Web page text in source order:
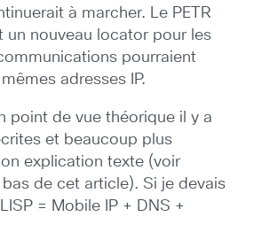
à marcher. Le PETR
un nouveau locator pour les
pourraient
adresses IP.
point de vue théorique il y a
et beaucoup plus
explication texte (voir
de cet article). Si je devais
= Mobile IP + DNS +